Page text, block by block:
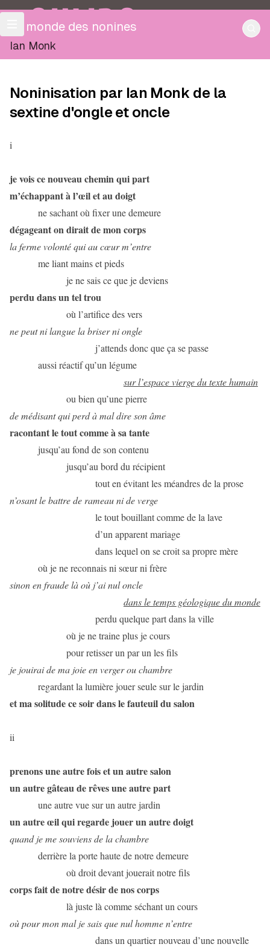
OULIPO
Le monde des nonines
Ian Monk
Noninisation par Ian Monk de la
sextine d'ongle et oncle
i
je vois ce nouveau chemin qui part
m’échappant à l’œil et au doigt
ne sachant où fixer une demeure
dégageant on dirait de mon corps
la ferme volonté qui au cœur m’entre
me liant mains et pieds
je ne sais ce que je deviens
perdu dans un tel trou
où l’artifice des vers
ne peut ni langue la briser ni ongle
j’attends donc que ça se passe
aussi réactif qu’un légume
sur l’espace vierge du texte humain
ou bien qu’une pierre
de médisant qui perd à mal dire son âme
racontant le tout comme à sa tante
jusqu’au fond de son contenu
jusqu’au bord du récipient
tout en évitant les méandres de la prose
n’osant le battre de rameau ni de verge
le tout bouillant comme de la lave
d’un apparent mariage
dans lequel on se croit sa propre mère
où je ne reconnais ni sœur ni frère
sinon en fraude là où j’ai nul oncle
dans le temps géologique du monde
perdu quelque part dans la ville
où je ne traine plus je cours
pour retisser un par un les fils
je jouirai de ma joie en verger ou chambre
regardant la lumière jouer seule sur le jardin
et ma solitude ce soir dans le fauteuil du salon
ii
prenons une autre fois et un autre salon
un autre gâteau de rêves une autre part
une autre vue sur un autre jardin
un autre œil qui regarde jouer un autre doigt
quand je me souviens de la chambre
derrière la porte haute de notre demeure
où droit devant jouerait notre fils
corps fait de notre désir de nos corps
là juste là comme séchant un cours
où pour mon mal je sais que nul homme n’entre
dans un quartier nouveau d’une nouvelle